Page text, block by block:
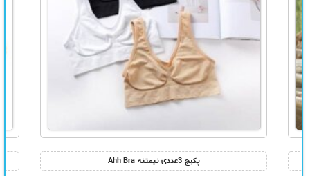
پکیج 3عددی نیمتنه Ahh Bra